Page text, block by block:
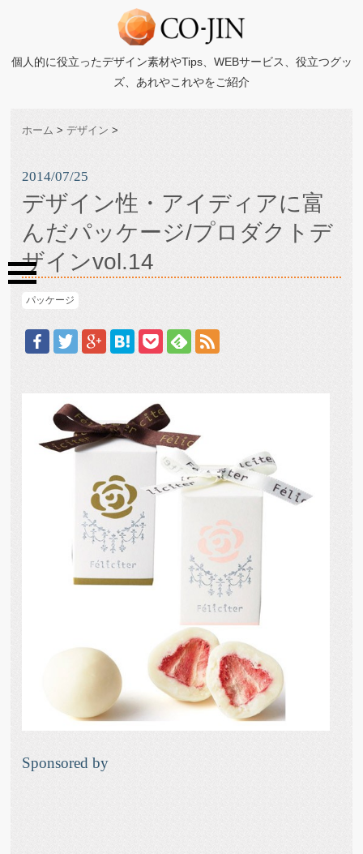
個人的に役立ったデザイン素材やTips、WEBサービス、役立つグッ
ズ、あれやこれやをご紹介
ホーム > デザイン >
2014/07/25
デザイン性・アイディアに富
んだパッケージ/プロダクトデ
ザインvol.14
パッケージ
Sponsored by